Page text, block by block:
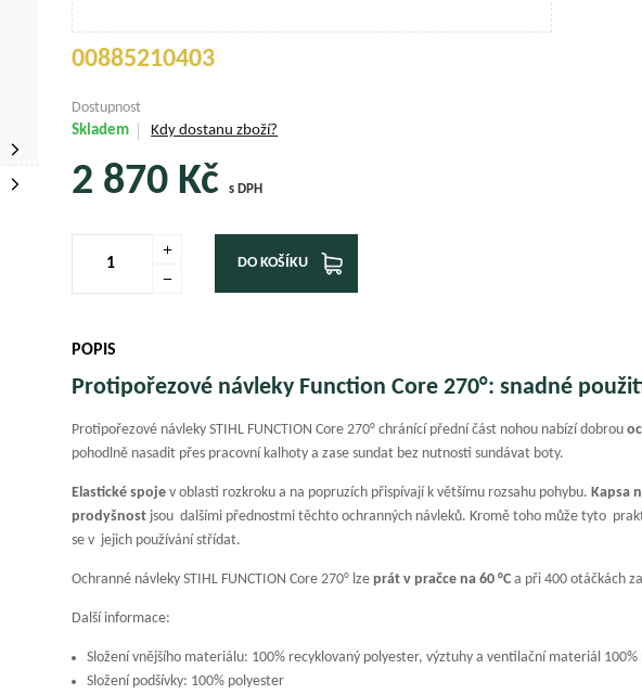
00885210403
Dostupnost
Skladem
Kdy dostanu zboží?
2 870 Kčs DPH
DO KOŠÍKU
POPIS
Protipořezové návleky Function Core 270°: snadné
Protipořezové návleky STIHL FUNCTION Core 270° chránící přední část nohou nabízí dobrou
pohodlně nasadit přes pracovní kalhoty a zase sundat bez nutnosti sundávat boty.
Elastické spoje v oblasti rozkroku a na popruzích přispívají k většímu rozsahu pohybu. Kapsa
prodyšnost jsou dalšími přednostmi těchto ochranných návleků. Kromě toho může tyto
se v jejich používání střídat.
Ochranné návleky STIHL FUNCTION Core 270° lze prát v pračce na 60 °C a při 400 otáčkách
Další informace:
Složení vnějšího materiálu: 100% recyklovaný polyester, výztuhy a ventilační materiál 100%
Složení podšívky: 100% polyester